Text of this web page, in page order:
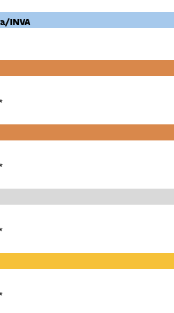
INVA